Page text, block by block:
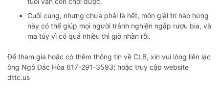
Cuối cùng, nhưng chưa phải là hết, môn giải trí hào hứng
này có thể giúp mọi người tránh nghiện ngập rượu bia, và
ma túy vì có quá nhiều thì giờ nhàn rỗi.
Để tham gia hoặc có thêm thông tin về CLB, xin vui lòng liên lạc
ông Ngô Đắc Hòa 617-291-3593; hoặc truy cập website
dttc.us